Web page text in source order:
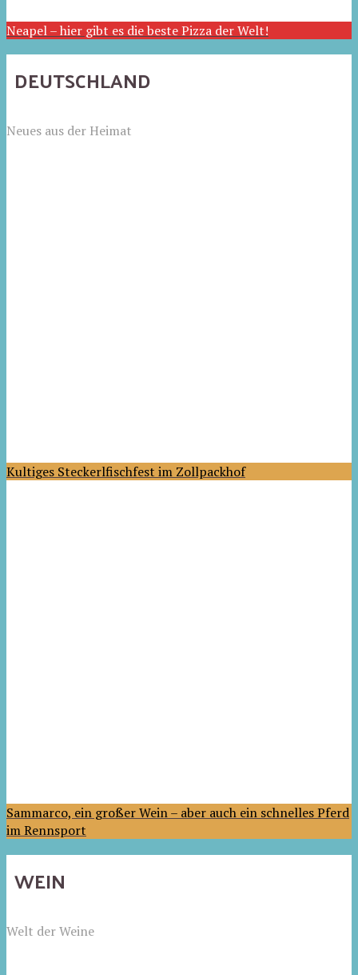
Neapel – hier gibt es die beste Pizza der Welt!
DEUTSCHLAND
Neues aus der Heimat
Kultiges Steckerlfischfest im Zollpackhof
Sammarco, ein großer Wein – aber auch ein schnelles Pferd
im Rennsport
WEIN
Welt der Weine